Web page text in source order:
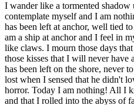
I wander like a tormented
contemplate myself and I am
has been left at anchor, well tied
am a ship at anchor and I feel in
like claws. I mourn those days
those kisses that I will never have
has been left on the shore, never
lost when I sensed that he didn't
horror. Today I am nothing! All I
and that I rolled into the abyss of